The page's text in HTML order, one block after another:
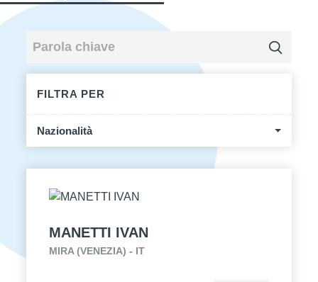
FILTRA PER
Nazionalità
MANETTI IVAN
MIRA (VENEZIA) - IT